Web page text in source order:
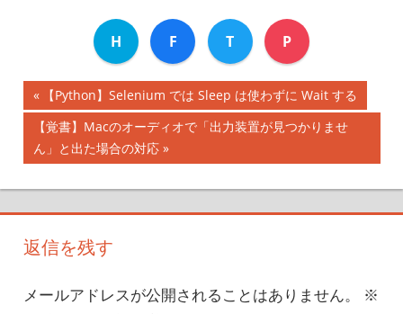
H F T P
投
稿
ナ
ビ
ゲ
ー
前
の
記
事:
【Python】Selenium では Sleep は使わずに Wait する
次
の
事:
【覚書】Macのオーディオで「出力装置が見つかりませ
ん」と出た場合の対応
返信を残す
メールアドレスが公開されることはありません。
※